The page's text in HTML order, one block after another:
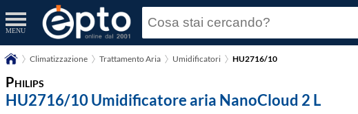
MENU
Climatizzazione Trattamento Aria Umidificatori HU2716/10
Philips
HU2716/10 Umidificatore aria NanoCloud 2 L